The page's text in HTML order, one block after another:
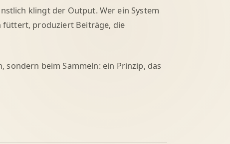
klingt der Output. Wer ein System
füttert, produziert Beiträge, die
sondern beim Sammeln: ein Prinzip, das